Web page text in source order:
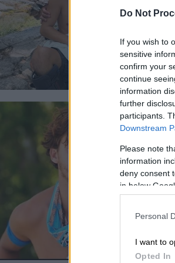
Do Not
If you wish to
sensitive
confirm your
continue
information
further
participants.
Downstream
Please note
information
deny consent
in below
Personal
I want to
Opted In